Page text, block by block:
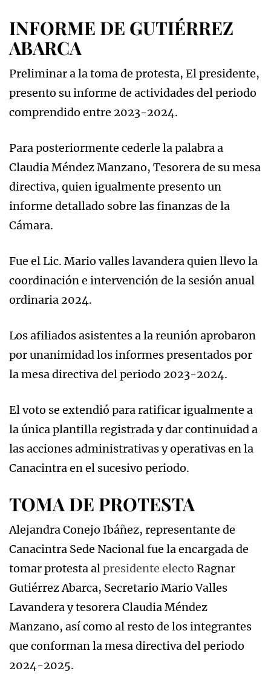
INFORME DE GUTIÉRREZ
ABARCA
Preliminar a la toma de protesta, El presidente,
presento su informe de actividades del periodo
comprendido entre 2023-2024.
Para posteriormente cederle la palabra a
Claudia Méndez Manzano, Tesorera de su mesa
directiva, quien igualmente presento un
informe detallado sobre las finanzas de la
Cámara.
Fue el Lic. Mario valles lavandera quien llevo la
coordinación e intervención de la sesión anual
ordinaria 2024.
Los afiliados asistentes a la reunión aprobaron
por unanimidad los informes presentados por
la mesa directiva del periodo 2023-2024.
El voto se extendió para ratificar igualmente a
la única plantilla registrada y dar continuidad a
las acciones administrativas y operativas en la
Canacintra en el sucesivo periodo.
TOMA DE PROTESTA
Alejandra Conejo Ibáñez, representante de
Canacintra Sede Nacional fue la encargada de
tomar protesta alpresidente electo Ragnar
Gutiérrez Abarca, Secretario Mario Valles
Lavandera y tesorera Claudia Méndez
Manzano, así como al resto de los integrantes
que conforman la mesa directiva del periodo
2024-2025.